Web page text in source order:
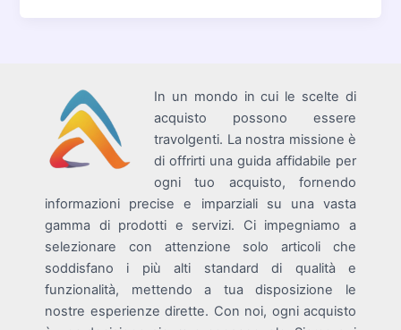
In un mondo in cui le scelte di
acquisto possono essere
travolgenti. La nostra missione è
di offrirti una guida affidabile per
ogni tuo acquisto, fornendo
informazioni precise e imparziali su una vasta
gamma di prodotti e servizi. Ci impegniamo a
selezionare con attenzione solo articoli che
soddisfano i più alti standard di qualità e
funzionalità, mettendo a tua disposizione le
nostre esperienze dirette. Con noi, ogni acquisto